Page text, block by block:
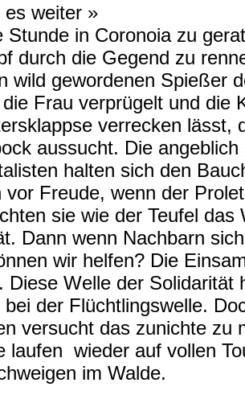
es weiter »
Stunde in Coronoia zu
durch die Gegend zu
wild gewordenen Spießer
Frau verprügelt und die
verrecken lässt,
aussucht. Die
halten sich den
vor Freude, wenn der
sie wie der Teufel das
Dann wenn Nachbarn
wir helfen? Die
Diese Welle der Solidarität
der Flüchtlingswelle.
versucht das zunichte zu
laufen wieder auf vollen
im Walde.